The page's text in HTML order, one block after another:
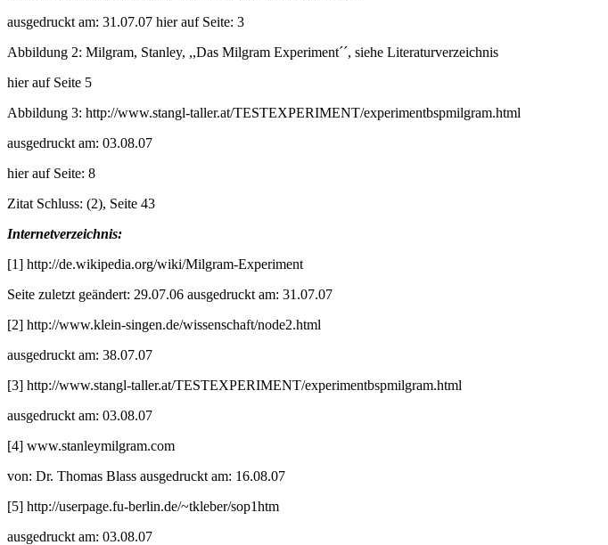
ausgedruckt am: 31.07.07 hier auf Seite: 3
Abbildung 2: Milgram, Stanley, ,,Das Milgram Experiment´´, siehe Literaturverzeichnis
hier auf Seite 5
Abbildung 3: http://www.stangl-taller.at/TESTEXPERIMENT/experimentbspmilgram.html
ausgedruckt am: 03.08.07
hier auf Seite: 8
Zitat Schluss: (2), Seite 43
Internetverzeichnis:
[1] http://de.wikipedia.org/wiki/Milgram-Experiment
Seite zuletzt geändert: 29.07.06 ausgedruckt am: 31.07.07
[2] http://www.klein-singen.de/wissenschaft/node2.html
ausgedruckt am: 38.07.07
[3] http://www.stangl-taller.at/TESTEXPERIMENT/experimentbspmilgram.html
ausgedruckt am: 03.08.07
[4] www.stanleymilgram.com
von: Dr. Thomas Blass ausgedruckt am: 16.08.07
[5] http://userpage.fu-berlin.de/~tkleber/sop1htm
ausgedruckt am: 03.08.07